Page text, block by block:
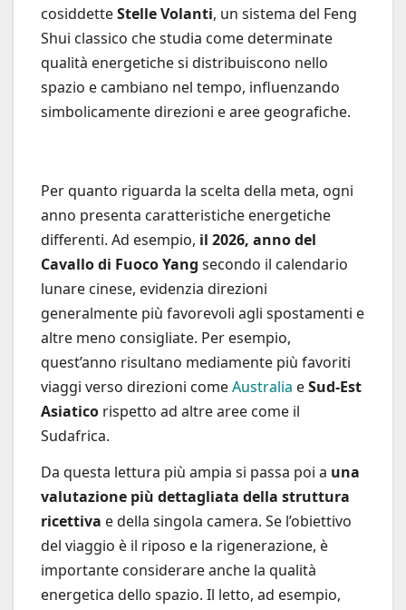
cosiddetteStelle Volanti, un sistema del Feng
Shui classico che studia come determinate
qualità energetiche si distribuiscono nello
spazio e cambiano nel tempo, influenzando
simbolicamente direzioni e aree geografiche.
Per quanto riguarda la scelta della meta, ogni
anno presenta caratteristiche energetiche
differenti. Ad esempio, il 2026, anno del
Cavallo di Fuoco Yang secondo il calendario
lunare cinese, evidenzia direzioni
generalmente più favorevoli agli spostamenti e
altre meno consigliate. Per esempio,
quest’anno risultano mediamente più favoriti
viaggi verso direzioni comeAustralia eSud-Est
Asiatico rispetto ad altre aree come il
Sudafrica.
Da questa lettura più ampia si passa poi a una
valutazione più dettagliata della struttura
ricettiva e della singola camera. Se l’obiettivo
del viaggio è il riposo e la rigenerazione, è
importante considerare anche la qualità
energetica dello spazio. Il letto, ad esempio,